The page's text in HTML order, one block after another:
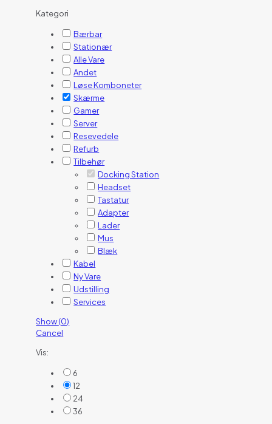
Kategori
Bærbar
Stationær
Alle Vare
Andet
Løse Komboneter
Skærme
Gamer
Server
Resevedele
Refurb
Tilbehør
Docking Station
Headset
Tastatur
Adapter
Lader
Mus
Blæk
Kabel
Ny Vare
Udstilling
Services
Show(0)
Cancel
Vis:
6
12
24
36